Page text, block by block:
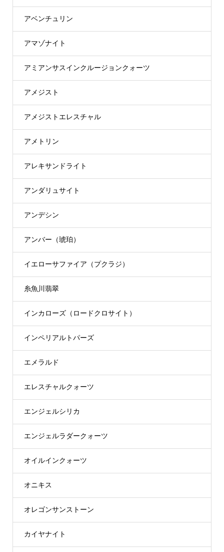
アベンチュリン
アマゾナイト
アミアンサスインクルージョンクォーツ
アメジスト
アメジストエレスチャル
アメトリン
アレキサンドライト
アンダリュサイト
アンデシン
アンバー（琥珀）
イエローサファイア（プクラジ）
糸魚川翡翠
インカローズ（ロードクロサイト）
インペリアルトパーズ
エメラルド
エレスチャルクォーツ
エンジェルシリカ
エンジェルラダークォーツ
オイルインクォーツ
オニキス
オレゴンサンストーン
カイヤナイト